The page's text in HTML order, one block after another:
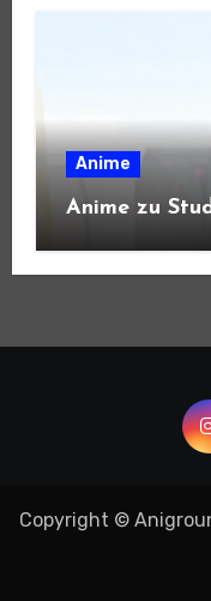
Anime
Anime zu
Copyright ©